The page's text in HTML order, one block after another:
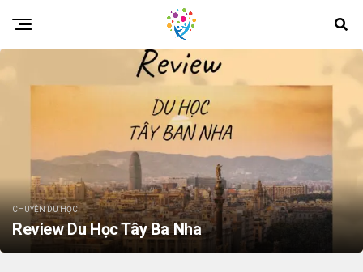
CHUYỆN DU HỌC
Review Du Học Tây Ba Nha